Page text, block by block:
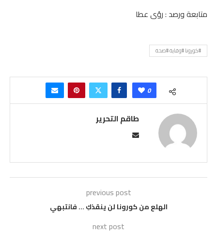
متابعة ورصد : رؤى عطا
#كورونا #وقاية #صحة
0
طاقم التحرير
previous post
الهلع من كورونا لن ينقذكِ … فانتبهي
next post